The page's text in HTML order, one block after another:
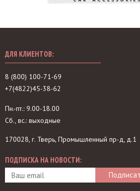
ДЛЯ КЛИЕНТОВ:
8 (800) 100-71-69
+7(4822)45-38-62
Пн.-пт.: 9.00-18.00
Сб., вс.: выходные
170028, г. Тверь, Промышленный пр-д, д.1
ПОДПИСКА НА НОВОСТИ: